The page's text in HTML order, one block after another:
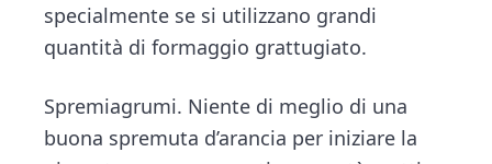
specialmente se si utilizzano grandi
quantità di formaggio grattugiato.
Spremiagrumi. Niente di meglio di una
buona spremuta d’arancia per iniziare la